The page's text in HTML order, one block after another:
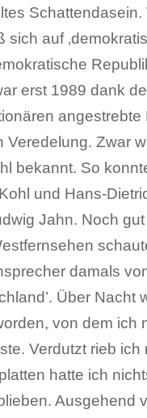
sich auf
erst 1989 dank
Veredelung. Zwar
bekannt. So
und Hans-
Jahn. Noch
damals
Über
von dem ich
Verdutzt rieb
hatte ich
Ausgehend